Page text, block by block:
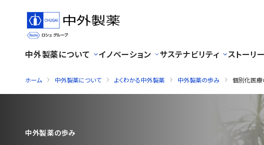
中外製薬について イノベーション サステナビリティ ストーリー
ホーム 中外製薬について よくわかる中外製薬 中外製薬の歩み 個別化医
中外製薬の歩み